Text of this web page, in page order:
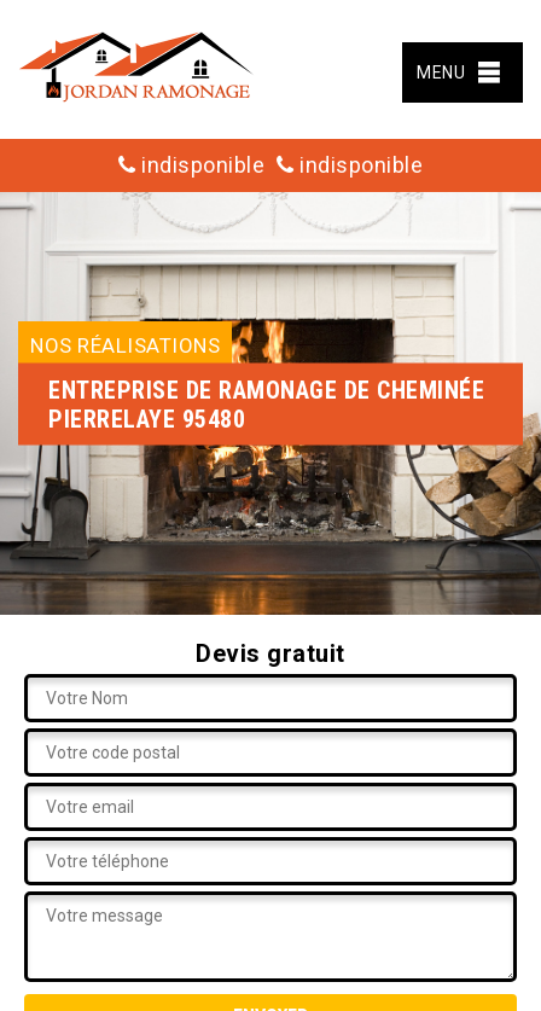
MENU
indisponible indisponible
NOS RÉALISATIONS
ENTREPRISE DE RAMONAGE DE CHEMINÉE
PIERRELAYE 95480
Devis gratuit